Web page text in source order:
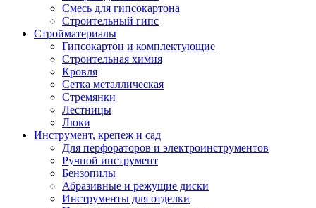
Смесь для гипсокартона
Строительный гипс
Стройматериалы
Гипсокартон и комплектующие
Строительная химия
Кровля
Сетка металлическая
Стремянки
Лестницы
Люки
Инструмент, крепеж и сад
Для перфораторов и электроинструментов
Ручной инструмент
Бензопилы
Абразивные и режущие диски
Инструменты для отделки